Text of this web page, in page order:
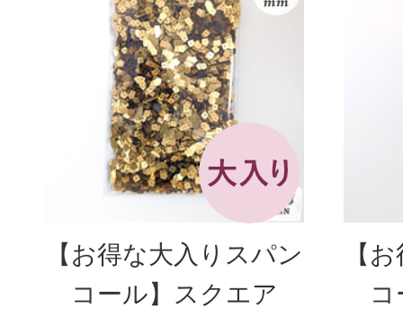
【お得な大入りスパン
コール】スクエア
【